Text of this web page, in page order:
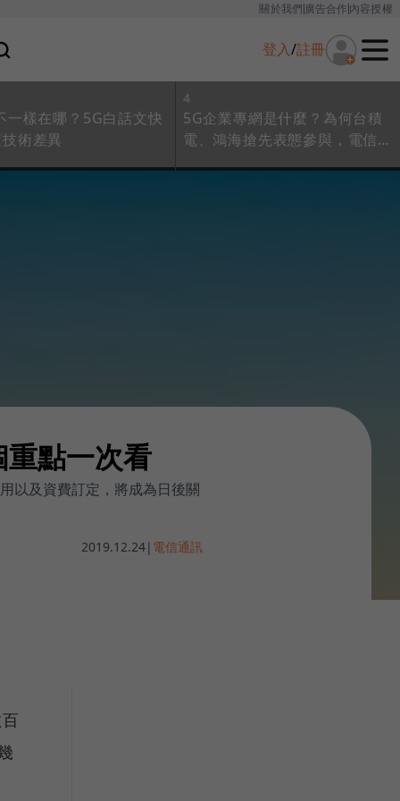
關於我們廣告合作內容授權
登入/註冊
一樣在哪？5G白話文快
術差異
4
5G企業專網是什麼？為何台積
電、鴻海搶先表態參與，電信業
點一次看
以及資費訂定，將成為日後關
2019.12.24| 電信通訊